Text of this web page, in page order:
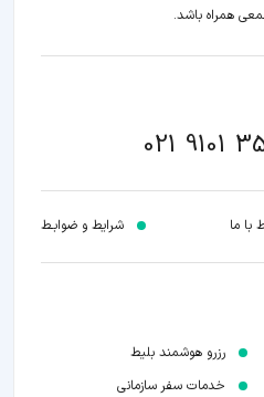
همراه باشد.
021 9101
با ما شرایط و ضوابـط
رزرو هوشمند بلیط
خدمات سفر سازمانی